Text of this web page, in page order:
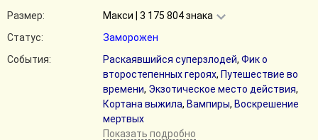
Размер:
Макси | 3 175 804 знака
Статус:
Заморожен
События:
Раскаявшийся суперзлодей, Фик о
второстепенных героях, Путешествие во
времени, Экзотическое место действия,
Кортана выжила, Вампиры, Воскрешение
мертвых
Показать подробно